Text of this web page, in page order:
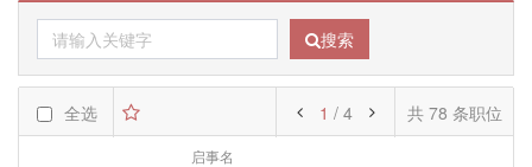
搜索
全选 共 78 条职位
1 / 4
启事名